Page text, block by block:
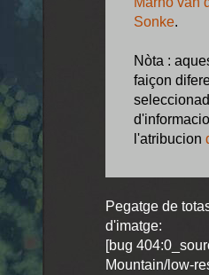
Sonke.
Nòta :
faiçon
l'atribucion
Pegatge de
d'imatge:
[bug
Mountain/low-